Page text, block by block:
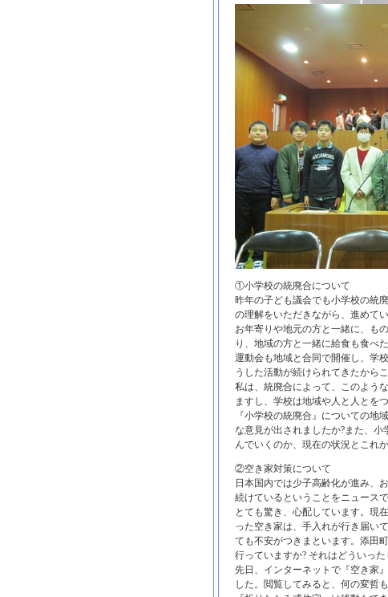
①小学校の統廃合について
昨年の子ども議会でも小学校の統
の理解をいただきながら、進めて
お年寄りや地元の方と一緒に、も
り、地域の方と一緒に給食も食べ
運動会も地域と合同で開催し、学
うした活動が続けられてきたから
私は、統廃合によって、このよう
ますし、学校は地域や人と人とを
『小学校の統廃合』についての地
な意見が出されましたか?また、
んでいくのか、現在の状況とこれ
②空き家対策について
日本国内では少子高齢化が進み、
続けているということをニュース
とても驚き、心配しています。現
った空き家は、手入れが行き届い
ても不安がつきまといます。添田
行っていますか? それはどういった
先日、インターネットで『空き家
した。閲覧してみると、何の変哲